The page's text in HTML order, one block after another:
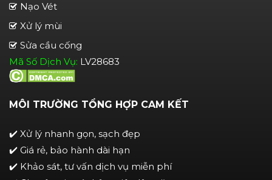
Nạo Vét
Xử lý mùi
Sửa cầu cống
Mã Số Dịch Vụ: LV28683
MÔI TRƯỜNG TỔNG HỢP CAM KẾT
✔️ Xử lý nhanh gọn, sạch đẹp
✔️ Giá rẻ, bảo hành dài hạn
✔️ Khảo sát, tư vấn dịch vụ miễn phí